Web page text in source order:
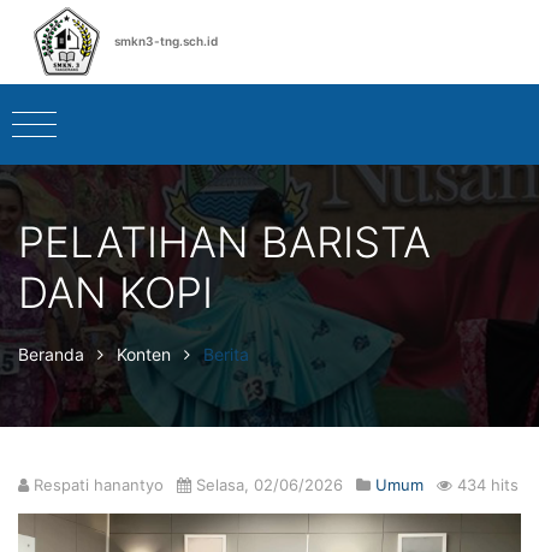
smkn3-tng.sch.id
PELATIHAN BARISTA
DAN KOPI
Beranda Konten Berita
Respati hanantyo Selasa, 02/06/2026 Umum 434 hits